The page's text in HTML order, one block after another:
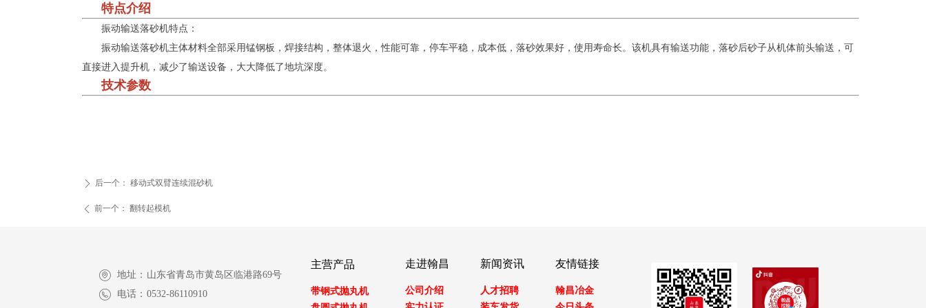
特点介绍
振动输送落砂机特点：
振动输送落砂机主体材料全部采用锰钢板，焊接结构，整体退火，性能可靠，停车平稳，成本低，落砂效果好，使用寿命长。该机具有输送功能，落砂后砂子从机体前头输送，可
直接进入提升机，减少了输送设备，大大降低了地坑深度。
技术参数
ꄴ 前一个： 翻转起模机
ꄲ 后一个： 移动式双臂连续混砂机
地址： 山东省青岛市黄岛区临港路69号
电话： 0532-86110910
主营产品
带钢式抛丸机
走进翰昌
公司介绍
新闻资讯
人才招聘
友情链接
翰昌冶金